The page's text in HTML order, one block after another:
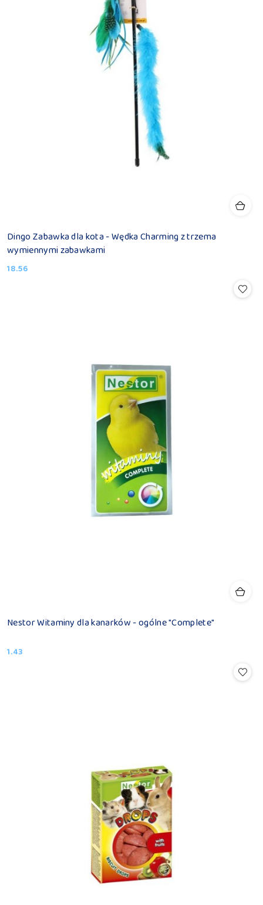
Dingo Zabawka dla kota - Wędka Charming z trzema
wymiennymi zabawkami
Cena:
18.56
Nestor Witaminy dla kanarków - ogólne "Complete"
Cena:
1.43